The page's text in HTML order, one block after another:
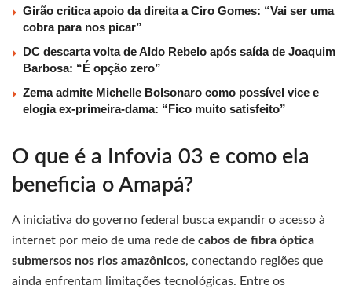
Girão critica apoio da direita a Ciro Gomes: “Vai ser uma
cobra para nos picar”
DC descarta volta de Aldo Rebelo após saída de Joaquim
Barbosa: “É opção zero”
Zema admite Michelle Bolsonaro como possível vice e
elogia ex-primeira-dama: “Fico muito satisfeito”
O que é a Infovia 03 e como ela
beneficia o Amapá?
A iniciativa do governo federal busca expandir o acesso à
internet por meio de uma rede de cabos de fibra óptica
submersos nos rios amazônicos, conectando regiões que
ainda enfrentam limitações tecnológicas. Entre os